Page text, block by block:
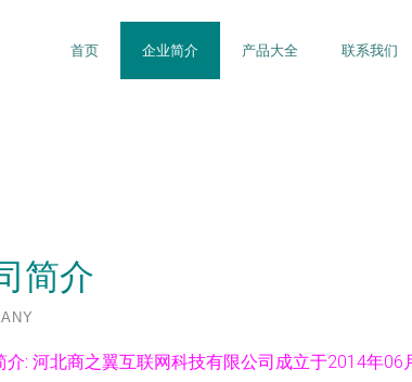
首页 企业简介 产品大全 联系我们
简介
介: 河北商之翼互联网科技有限公司成立于2014年06